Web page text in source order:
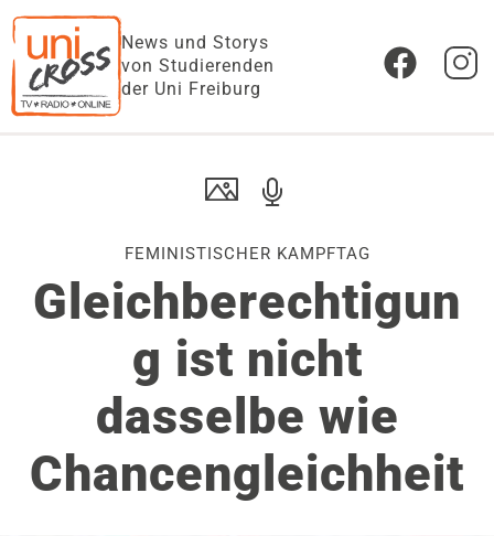
News und Storys
von Studierenden
der Uni Freiburg
FEMINISTISCHER KAMPFTAG
Gleichberechtigun
g ist nicht
dasselbe wie
Chancengleichheit